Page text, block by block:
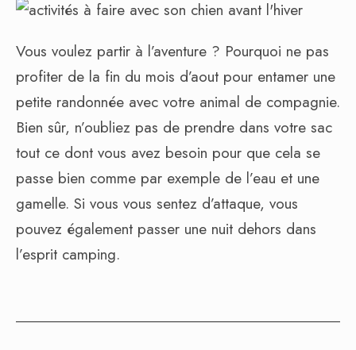
Vous voulez partir à l’aventure ? Pourquoi ne pas
profiter de la fin du mois d’aout pour entamer une
petite randonnée avec votre animal de compagnie.
Bien sûr, n’oubliez pas de prendre dans votre sac
tout ce dont vous avez besoin pour que cela se
passe bien comme par exemple de l’eau et une
gamelle. Si vous vous sentez d’attaque, vous
pouvez également passer une nuit dehors dans
l’esprit camping.